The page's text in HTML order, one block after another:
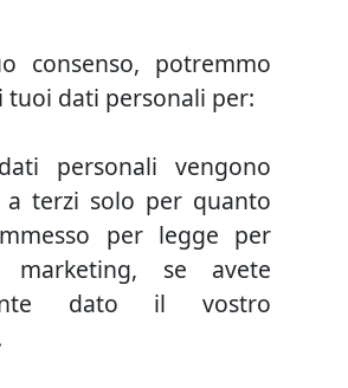
consenso, potremmo
tuoi dati personali per:
personali vengono
a terzi solo per quanto
per legge per
se avete
dato il vostro